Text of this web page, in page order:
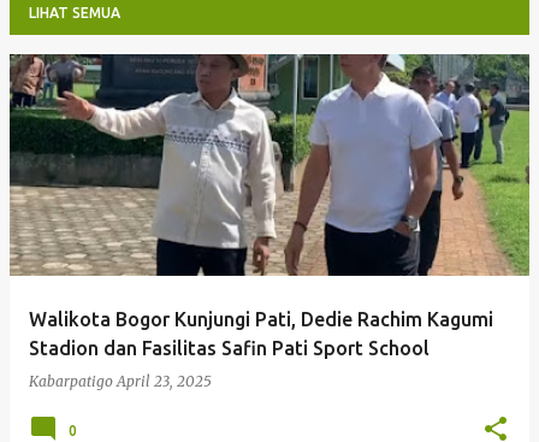
LIHAT SEMUA
P
o
s
t
n
Walikota Bogor Kunjungi Pati, Dedie Rachim Kagumi
Stadion dan Fasilitas Safin Pati Sport School
Kabarpatigo April 23, 2025
0